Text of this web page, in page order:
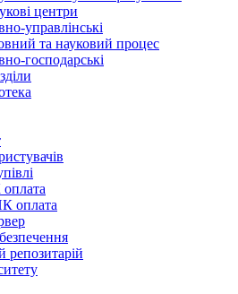
центри
управлінські
та науковий процес
господарські
оплата
репозитарій